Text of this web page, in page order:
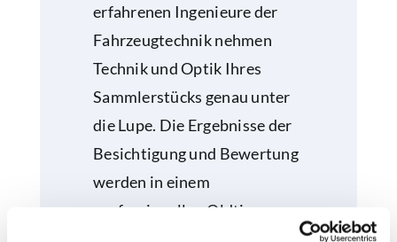
erfahrenen Ingenieure der
Fahrzeugtechnik nehmen
Technik und Optik Ihres
Sammlerstücks genau unter
die Lupe. Die Ergebnisse der
Besichtigung und Bewertung
werden in einem
professionellen Oldtimer